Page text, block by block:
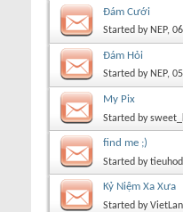
Đám Cưới
Started by NEP,
Đám Hỏi
Started by NEP,
My Pix
Started by
find me ;)
Started by
Kỷ Niệm Xa Xưa
Started by